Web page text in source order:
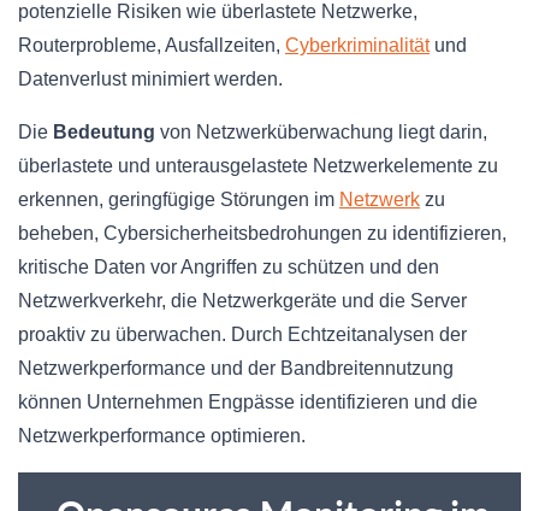
potenzielle Risiken wie überlastete Netzwerke,
Routerprobleme, Ausfallzeiten, Cyberkriminalitätund
Datenverlust minimiert werden.
Die Bedeutung von Netzwerküberwachung liegt darin,
überlastete und unterausgelastete Netzwerkelemente zu
erkennen, geringfügige Störungen im Netzwerk zu
beheben, Cybersicherheitsbedrohungen zu identifizieren,
kritische Daten vor Angriffen zu schützen und den
Netzwerkverkehr, die Netzwerkgeräte und die Server
proaktiv zu überwachen. Durch Echtzeitanalysen der
Netzwerkperformance und der Bandbreitennutzung
können Unternehmen Engpässe identifizieren und die
Netzwerkperformance optimieren.